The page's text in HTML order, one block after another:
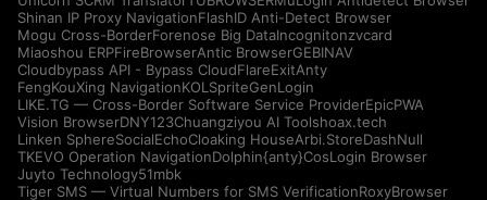
Shinan IP Proxy NavigationFlashID Anti-Detect Browser
Mogu Cross-BorderForenose Big DataIncognitonzvcard
Miaoshou ERPFireBrowserAntic BrowserGEBINAV
Cloudbypass API - Bypass CloudFlareExitAnty
FengKouXing NavigationKOLSpriteGenLogin
LIKE.TG — Cross-Border Software Service ProviderEpicPWA
Vision BrowserDNY123Chuangziyou AI Toolshoax.tech
Linken SphereSocialEchoCloaking HouseArbi.StoreDashNull
TKEVO Operation NavigationDolphin{anty}CosLogin Browser
Juyto Technology51mbk
Tiger SMS — Virtual Numbers for SMS VerificationRoxyBrowser